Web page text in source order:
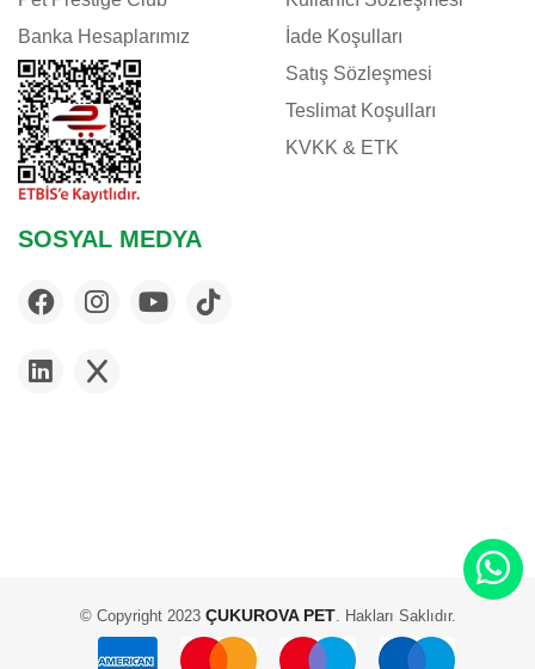
Banka Hesaplarımız
İade Koşulları
Satış Sözleşmesi
Teslimat Koşulları
KVKK & ETK
SOSYAL MEDYA
© Copyright 2023ÇUKUROVA PET. Hakları Saklıdır.